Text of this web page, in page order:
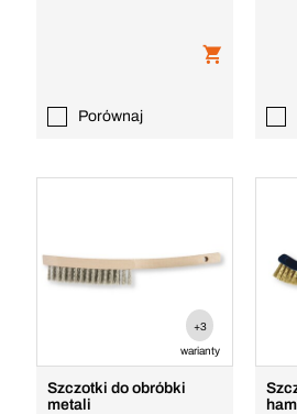
Porównaj
+3
warianty
Szczotki do obróbki
metali